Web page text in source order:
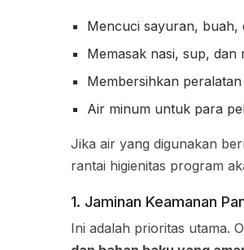
Mencuci sayuran, buah,
Memasak nasi, sup, dan
Membersihkan
Air minum untuk para
Jika air yang digunakan
rantai higienitas program
1. Jaminan Keamanan
Ini adalah prioritas utama.